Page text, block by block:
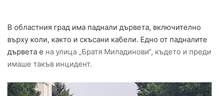
В областния град има паднали дървета, включително
върху коли, както и скъсани кабели. Едно от падналите
дървета е на улица „Братя Миладинови“, където и преди
имаше такъв инцидент.